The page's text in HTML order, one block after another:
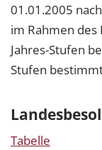
01.01.2005
im Rahmen des
Jahres-Stufen
Stufen
Tabelle